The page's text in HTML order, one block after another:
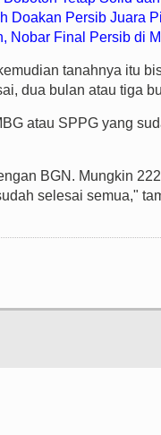
Doakan Persib Juara
Nobar Final Persib di
tanahnya itu
dua bulan atau tiga
atau SPPG yang
BGN. Mungkin
selesai semua,"